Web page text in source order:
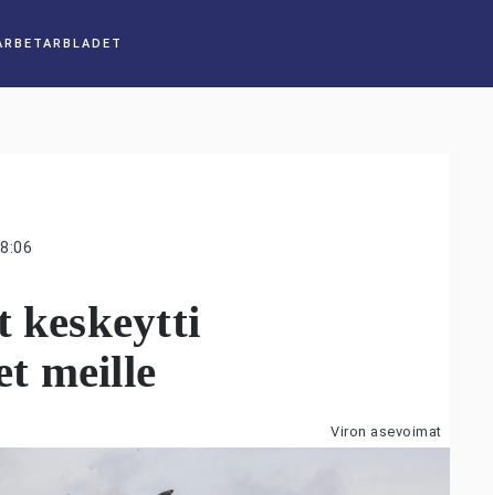
keskeytti
meille
Viron asevoimat